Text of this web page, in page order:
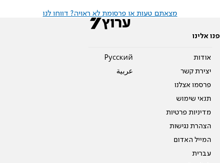
מצאתם טעות או פרסומת לא ראויה? דווחו לנו
פנו אלינו
אודות
יצירת קשר
פרסמו אצלנו
תנאי שימוש
מדיניות פרטיות
הצהרת נגישות
המייל האדום
עברית
Pусский
عربية